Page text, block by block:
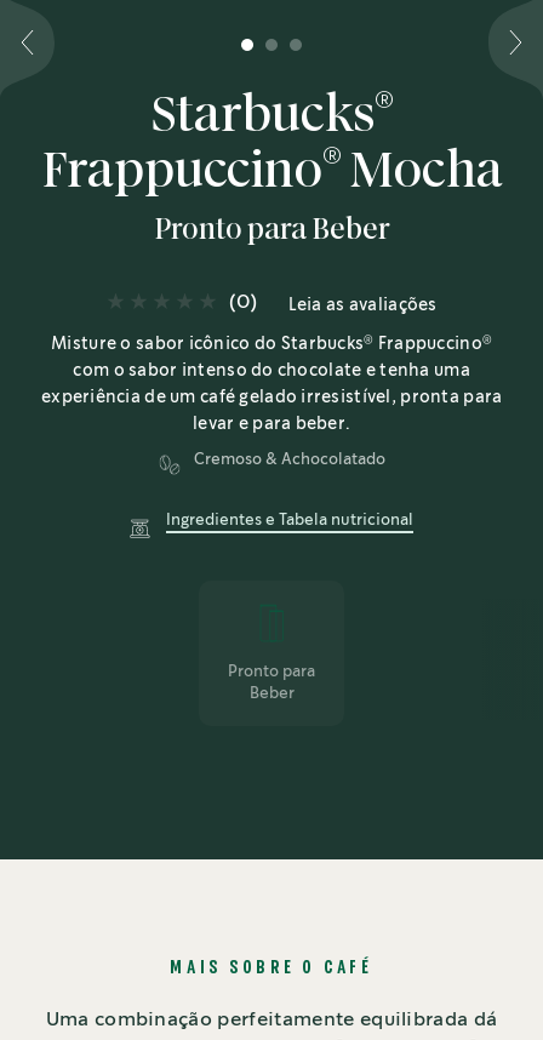
Starbucks®
Frappuccino® Mocha
Pronto para Beber
(0) Leia as avaliações
Misture o sabor icônico do Starbucks® Frappuccino®
com o sabor intenso do chocolate e tenha uma
experiência de um café gelado irresistível, pronta para
levar e para beber.
Cremoso & Achocolatado
Ingredientes e Tabela nutricional
Pronto para
Beber
1 2
MAIS SOBRE O CAFÉ
Uma combinação perfeitamente equilibrada dá